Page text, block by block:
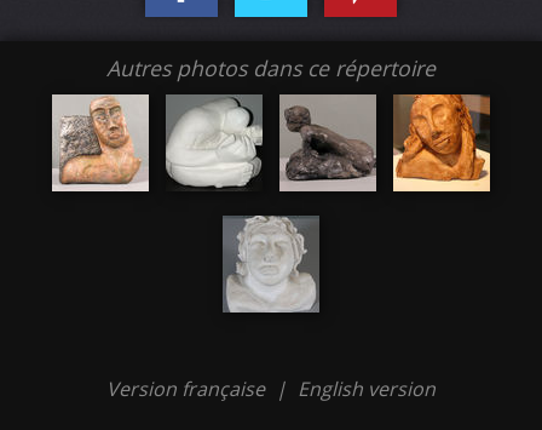
Autres photos dans ce répertoire
Version française | English version